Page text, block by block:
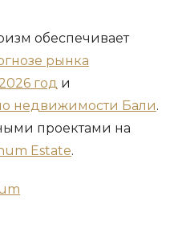
обеспечивает
рынка
год и
недвижимости Бали.
проектами на
Estate.